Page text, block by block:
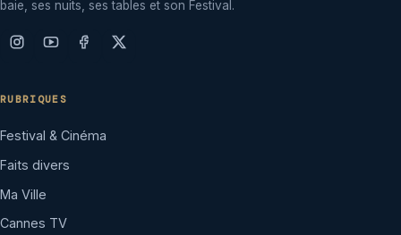
baie, ses nuits, ses tables et son Festival.
RUBRIQUES
Festival & Cinéma
Faits divers
Ma Ville
Cannes TV